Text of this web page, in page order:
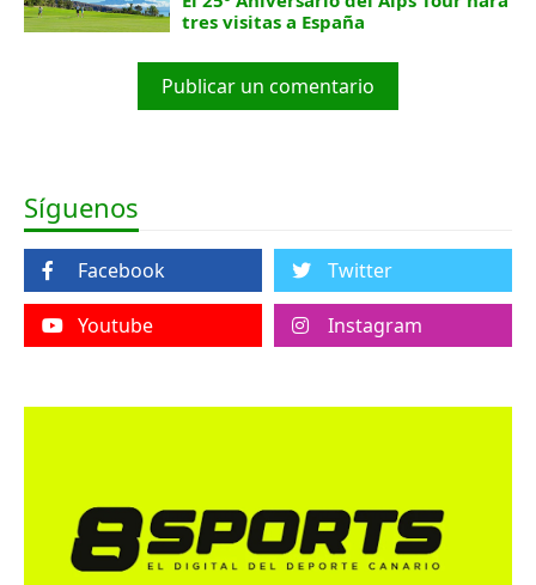
tres visitas a España
Publicar un comentario
Síguenos
Facebook Twitter
Youtube Instagram